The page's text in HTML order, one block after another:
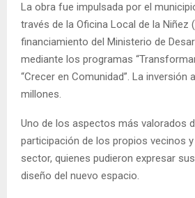
La obra fue impulsada por el
través de la Oficina Local de la Niñez
financiamiento del Ministerio de
mediante los programas
“Crecer en Comunidad”. La inversión
millones.
Uno de los aspectos más valorados
participación de los propios vecinos
sector, quienes pudieron expresar
diseño del nuevo espacio.